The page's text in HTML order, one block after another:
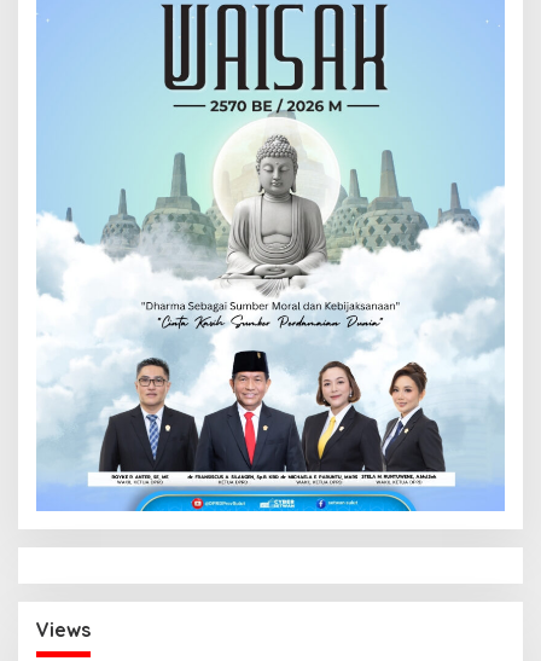
Views